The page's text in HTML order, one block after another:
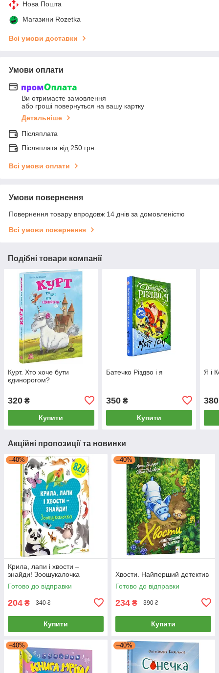
Нова Пошта
Магазини Rozetka
Всі умови доставки
Умови оплати
Ви отримаєте замовлення
або гроші повернуться на вашу картку
Детальніше
Післяплата
Післяплата від 250 грн.
Всі умови оплати
Умови повернення
Повернення товару впродовж 14 днів за домовленістю
Всі умови повернення
Подібні товари компанії
Курт. Хто хоче бути
єдинорогом?
320 ₴
Купити
Батечко Різдво і я
350₴
Купити
Я і
380
Акційні пропозиції та новинки
–40%
Крила, лапи і хвости –
знайди! Зоошукалочка
Готово до відправки
204 ₴ 340 ₴
Купити
–40%
Хвости. Найперший детектив
Готово до відправки
234 ₴ 390 ₴
Купити
–40% –40%